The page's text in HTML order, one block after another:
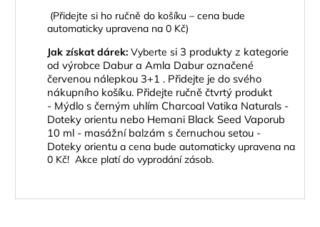
(Přidejte si ho ručně do košíku – cena bude
automaticky upravena na 0 Kč)
Jak získat dárek: Vyberte si 3 produkty z kategorie
od výrobce Dabur a Amla Dabur označené
červenou nálepkou 3+1 . Přidejte je do svého
nákupního košíku. Přidejte ručně čtvrtý produkt
- Mýdlo s černým uhlím Charcoal Vatika Naturals -
Doteky orientu nebo Hemani Black Seed Vaporub
10 ml - masážní balzám s černuchou setou -
Doteky orientu a cena bude automaticky upravena na
0 Kč! Akce platí do vyprodání zásob.